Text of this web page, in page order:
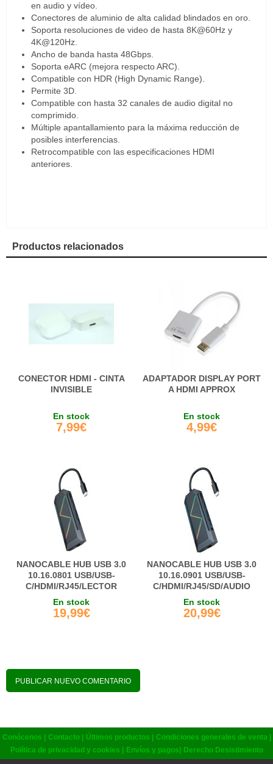
en audio y vídeo.
Conectores de aluminio de alta calidad blindados en oro.
Soporta resoluciones de video de hasta 8K@60Hz y
4K@120Hz.
Ancho de banda hasta 48Gbps.
Soporta eARC (mejora respecto ARC).
Compatible con HDR (High Dynamic Range).
Permite 3D.
Compatible con hasta 32 canales de audio digital no
comprimido.
Múltiple apantallamiento para la máxima reducción de
posibles interferencias.
Retrocompatible con las especificaciones HDMI
anteriores.
Productos relacionados
CONECTOR HDMI - CINTA
INVISIBLE
En stock
7,99€
ADAPTADOR DISPLAY PORT
A HDMI APPROX
En stock
4,99€
NANOCABLE HUB USB 3.0
10.16.0801 USB/USB-
C/HDMI/RJ45/LECTOR
TARJETAS NEGRO
En stock
19,99€
NANOCABLE HUB USB 3.0
10.16.0901 USB/USB-
C/HDMI/RJ45/SD/AUDIO
En stock
20,99€
PUBLICAR NUEVO COMENTARIO
Conócenos Contacto| Últimos productos Condiciones generales de venta|
Política de privacidad y cookies |
Envíos y pagos Derecho Desistimiento